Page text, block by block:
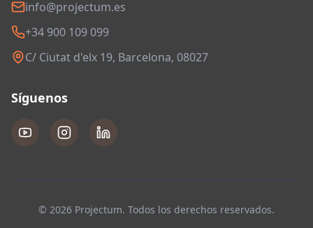
info@projectum.es
+34 900 109 099
C/ Ciutat d'elx 19, Barcelona, 08027
Síguenos
© 2026 Projectum. Todos los derechos reservados.